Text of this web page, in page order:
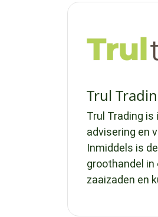
Trul
Trul Trading
advisering en
Inmiddels is
groothandel
zaaizaden en